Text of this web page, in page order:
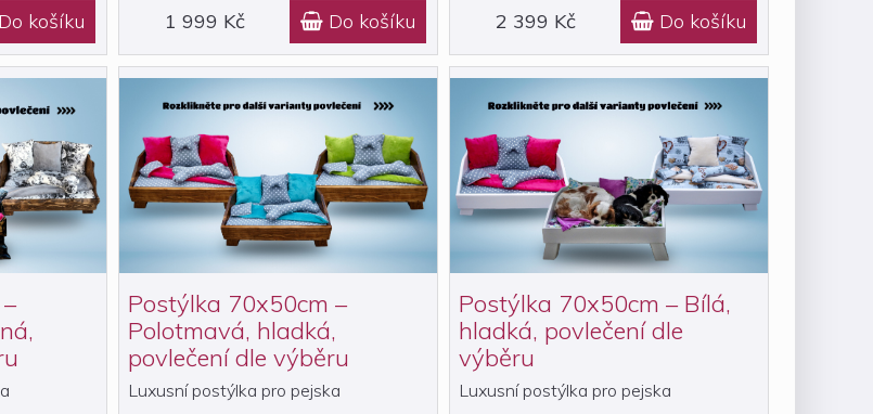
Do košíku 1 999 Kč  Do košíku 2 399 Kč  Do košíku
Postýlka 70x50cm –
Polotmavá, hladká,
povlečení dle výběru
Luxusní postýlka pro pejska
Postýlka 70x50cm – Bílá,
hladká, povlečení dle
výběru
Luxusní postýlka pro pejska